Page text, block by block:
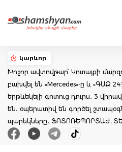
կարևոր
Խոշոր ավտովթար՝ Կոտայքի
բախվել են «Mercedes»-ը և «ԳԱԶ
երթևեկելի գոտուց դուրս․ 3
են․ օպերատիվ են գործել
պարեկները․ ՖՈՏՈՌԵՊՈՐՏԱԺ,